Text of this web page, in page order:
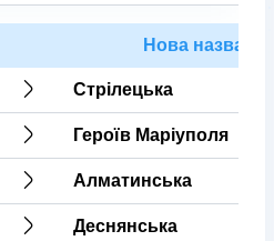
Нова назва
Стрілецька
Героїв Маріуполя
Алматинська
Деснянська